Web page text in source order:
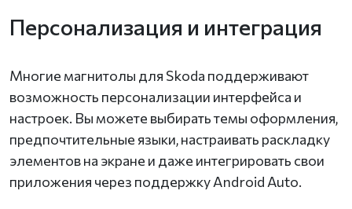
Персонализация и интеграция
Многие магнитолы для Skoda поддерживают
возможность персонализации интерфейса и
настроек. Вы можете выбирать темы оформления,
предпочтительные языки, настраивать раскладку
элементов на экране и даже интегрировать свои
приложения через поддержку Android Auto.